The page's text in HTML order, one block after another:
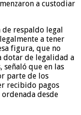
a custodiar
respaldo legal
a tener
figura, que no
dotar de legalidad a
señaló que en las
parte de los
recibido pagos
desde